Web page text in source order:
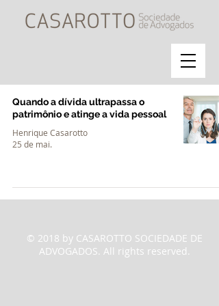
Quando a dívida ultrapassa o
patrimônio e atinge a vida pessoal
Henrique Casarotto
25 de mai.
© 2018 by CASAROTTO SOCIEDADE DE
ADVOGADOS. All rights reserved.